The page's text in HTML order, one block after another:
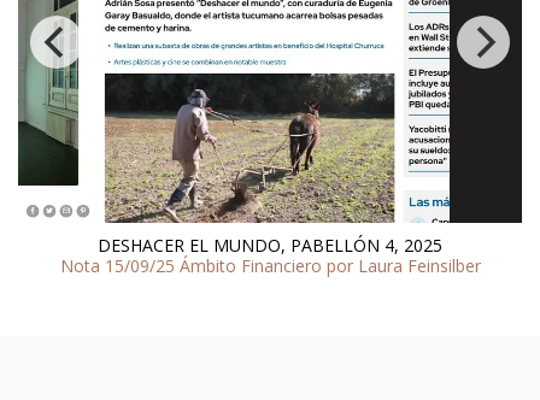
DESHACER EL MUNDO, PABELLÓN 4, 2025 - MONTAJE